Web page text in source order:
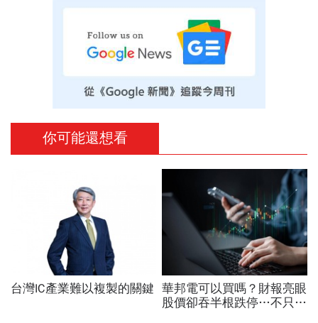
你可能還想看
台灣IC產業難以複製的關鍵 華邦電可以買嗎？財報亮眼
股價卻吞半根跌停…不只外